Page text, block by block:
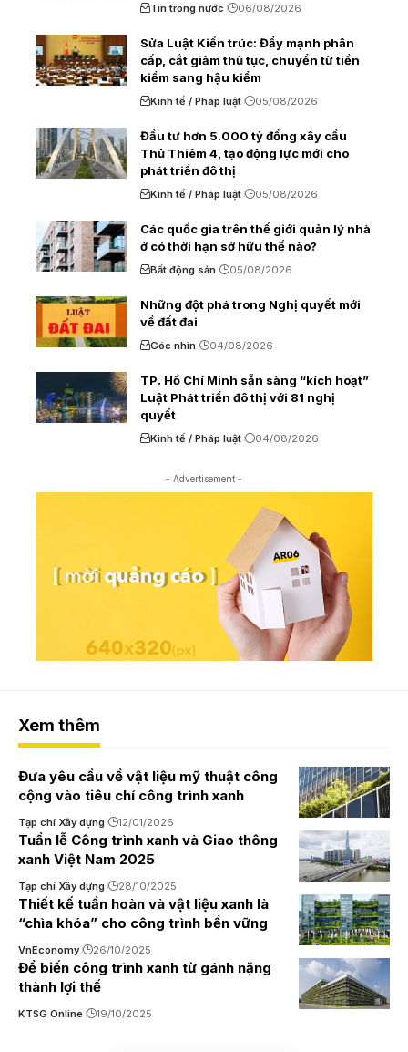
Tin trong nước 06/08/2026
Sửa Luật Kiến trúc: Đẩy mạnh phân
cấp, cắt giảm thủ tục, chuyển từ tiền
kiểm sang hậu kiểm
Kinh tế / Pháp luật 05/08/2026
Đầu tư hơn 5.000 tỷ đồng xây cầu
Thủ Thiêm 4, tạo động lực mới cho
phát triển đô thị
Kinh tế / Pháp luật 05/08/2026
Các quốc gia trên thế giới quản lý nhà
ở có thời hạn sở hữu thế nào?
Bất động sản 05/08/2026
Những đột phá trong Nghị quyết mới
về đất đai
Góc nhìn 04/08/2026
TP. Hồ Chí Minh sẵn sàng “kích hoạt”
Luật Phát triển đô thị với 81 nghị
quyết
Kinh tế / Pháp luật 04/08/2026
- Advertisement -
Xem thêm
Đưa yêu cầu về vật liệu mỹ thuật công
cộng vào tiêu chí công trình xanh
Tạp chí Xây dựng 12/01/2026
Tuần lễ Công trình xanh và Giao thông
xanh Việt Nam 2025
Tạp chí Xây dựng 28/10/2025
Thiết kế tuần hoàn và vật liệu xanh là
“chìa khóa” cho công trình bền vững
VnEconomy 26/10/2025
Để biến công trình xanh từ gánh nặng
thành lợi thế
KTSG Online 19/10/2025